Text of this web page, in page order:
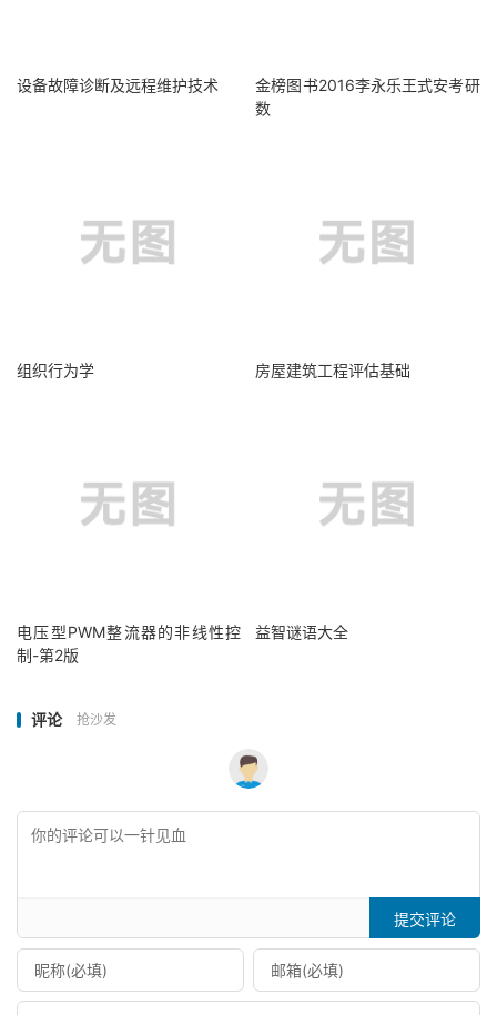
设备故障诊断及远程维护技术
金榜图书2016李永乐王式安考研
数
组织行为学 房屋建筑工程评估基础
电压型PWM整流器的非线性控
制-第2版
益智谜语大全
评论 抢沙发
提交评论